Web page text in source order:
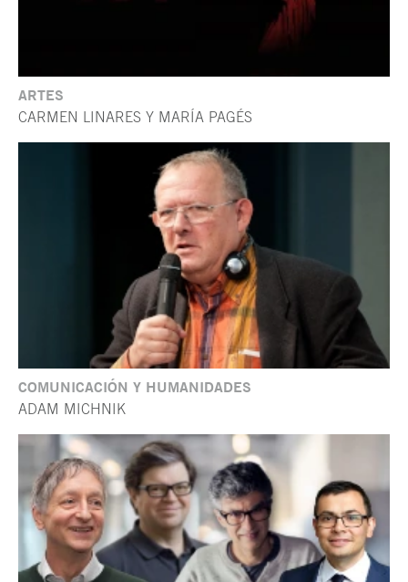
ARTES
CARMEN LINARES Y MARÍA PAGÉS
COMUNICACIÓN Y HUMANIDADES
ADAM MICHNIK